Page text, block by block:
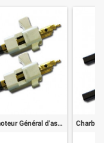
Charbons moteur Général d'aspiration